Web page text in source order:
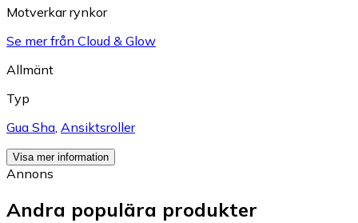
Motverkar rynkor
Se mer från Cloud & Glow
Allmänt
Typ
Gua Sha, Ansiktsroller
Visa mer information
Annons
Andra populära produkter